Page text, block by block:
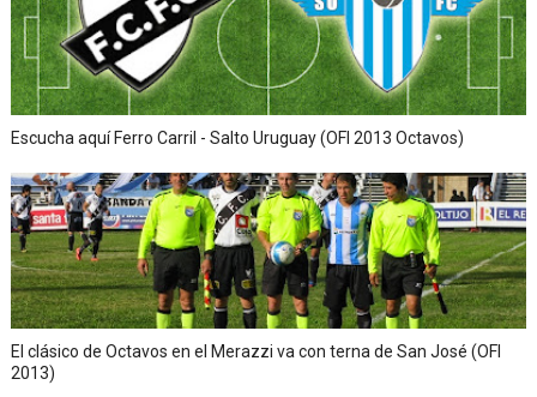
Escucha aquí Ferro Carril - Salto Uruguay (OFI 2013 Octavos)
El clásico de Octavos en el Merazzi va con terna de San José (OFI
2013)